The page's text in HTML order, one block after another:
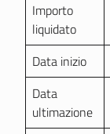
Importo
liquidato
Data inizio
Data
ultimazione